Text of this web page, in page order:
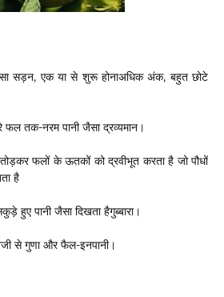
सड़न, एक या से शुरू होनाअधिक अंक, बहुत छोटे
तक-नरम पानी जैसा द्रव्यमान।
फलों के ऊतकों को द्रवीभूत करता है जो पौधों
है
हुए पानी जैसा दिखता हैगुब्बारा।
से गुणा और फैल-इनपानी।